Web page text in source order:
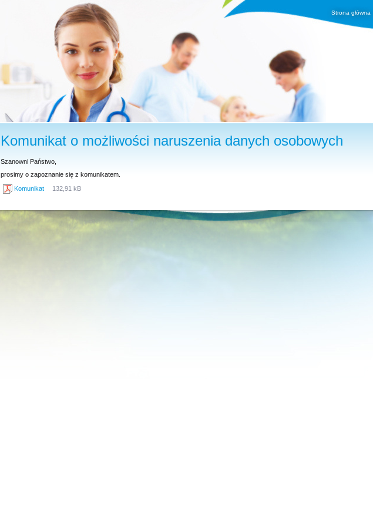
Strona główna
Komunikat o możliwości naruszenia danych osobowych
Szanowni Państwo,
prosimy o zapoznanie się z komunikatem.
Komunikat
132,91 kB